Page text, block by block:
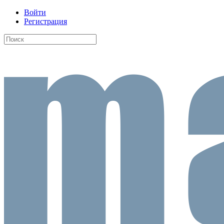
Войти
Регистрация